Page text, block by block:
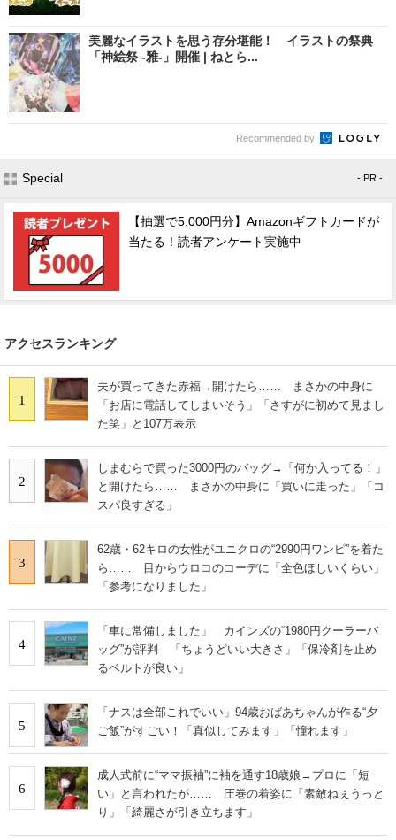
美麗なイラストを思う存分堪能！ イラストの祭典
「神絵祭 -雅-」開催 | ねとら...
Recommended by
Special - PR -
【抽選で5,000円分】Amazonギフトカードが
当たる！読者アンケート実施中
アクセスランキング
1
夫が買ってきた赤福→開けたら…… まさかの中身に
「お店に電話してしまいそう」「さすがに初めて見まし
た笑」と107万表示
2
しまむらで買った3000円のバッグ→「何か入ってる！」
と開けたら…… まさかの中身に「買いに走った」「コ
スパ良すぎる」
3
62歳・62キロの女性がユニクロの“2990円ワンピ”を着た
ら…… 目からウロコのコーデに「全色ほしいくらい」
「参考になりました」
4
「車に常備しました」 カインズの“1980円クーラーバ
ッグ”が評判 「ちょうどいい大きさ」「保冷剤を止め
るベルトが良い」
5
「ナスは全部これでいい」94歳おばあちゃんが作る“夕
ご飯”がすごい！「真似してみます」「憧れます」
6
成人式前に“ママ振袖”に袖を通す18歳娘→プロに「短
い」と言われたが…… 圧巻の着姿に「素敵ねぇうっと
り」「綺麗さが引き立ちます」